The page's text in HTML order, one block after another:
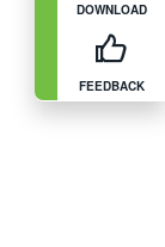
DOWNLOAD
FEEDBACK